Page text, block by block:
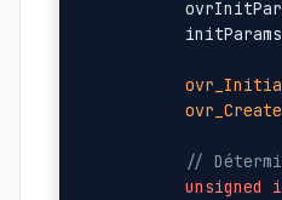
ovr_Create
//
unsigned